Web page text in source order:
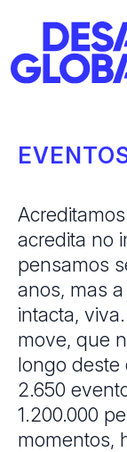
acredita no
pensamos
anos, mas
intacta,
move, que
longo deste
2.650
1.200.000
momentos,